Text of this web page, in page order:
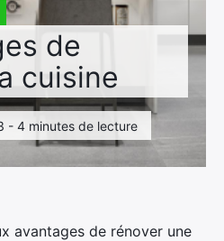
de
cuisine
- 4 minutes de lecture
avantages de rénover une